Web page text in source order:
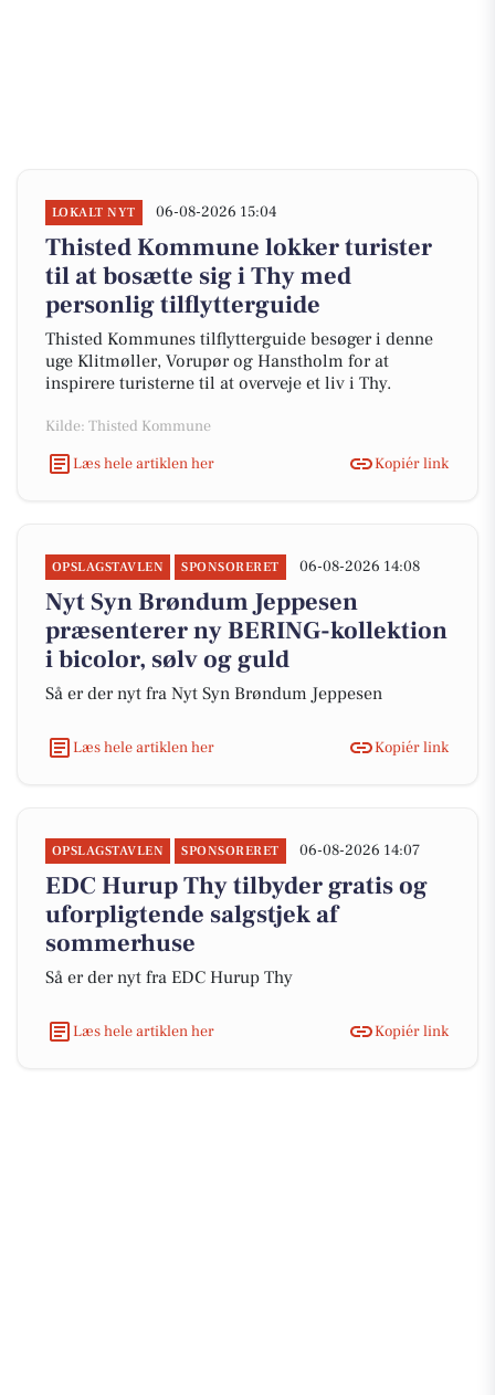
LOKALT NYT 06-08-2026 15:04
Thisted Kommune lokker turister
til at bosætte sig i Thy med
personlig tilflytterguide
Thisted Kommunes tilflytterguide besøger i denne
uge Klitmøller, Vorupør og Hanstholm for at
inspirere turisterne til at overveje et liv i Thy.
Kilde: Thisted Kommune
Læs hele artiklen her
Kopiér link
OPSLAGSTAVLEN SPONSORERET 06-08-2026 14:08
Nyt Syn Brøndum Jeppesen
præsenterer ny BERING-kollektion
i bicolor, sølv og guld
Så er der nyt fra Nyt Syn Brøndum Jeppesen
Læs hele artiklen her Kopiér link
OPSLAGSTAVLEN SPONSORERET 06-08-2026 14:07
EDC Hurup Thy tilbyder gratis og
uforpligtende salgstjek af
sommerhuse
Så er der nyt fra EDC Hurup Thy
Læs hele artiklen her Kopiér link